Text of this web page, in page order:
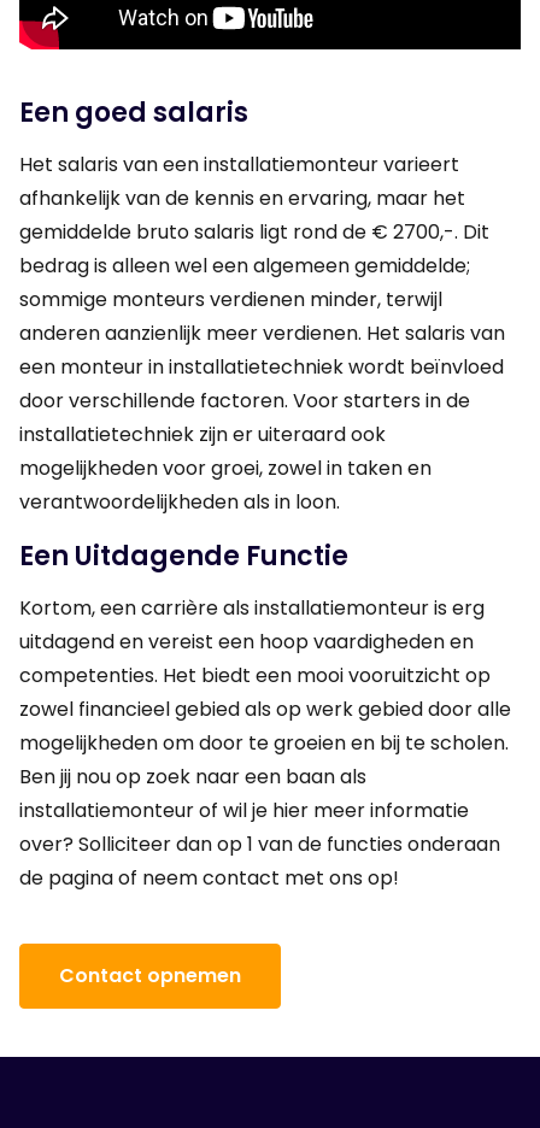
Een goed salaris
Het salaris van een installatiemonteur varieert
afhankelijk van de kennis en ervaring, maar het
gemiddelde bruto salaris ligt rond de € 2700,-. Dit
bedrag is alleen wel een algemeen gemiddelde;
sommige monteurs verdienen minder, terwijl
anderen aanzienlijk meer verdienen. Het salaris van
een monteur in installatietechniek wordt beïnvloed
door verschillende factoren. Voor starters in de
installatietechniek zijn er uiteraard ook
mogelijkheden voor groei, zowel in taken en
verantwoordelijkheden als in loon.
Een Uitdagende Functie
Kortom, een carrière als installatiemonteur is erg
uitdagend en vereist een hoop vaardigheden en
competenties. Het biedt een mooi vooruitzicht op
zowel financieel gebied als op werk gebied door alle
mogelijkheden om door te groeien en bij te scholen.
Ben jij nou op zoek naar een baan als
installatiemonteur of wil je hier meer informatie
over? Solliciteer dan op 1 van de functies onderaan
de pagina of neem contact met ons op!
Contact opnemen